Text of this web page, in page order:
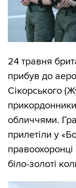
24 травня
прибув до
Сікорського
обличчями.
прилетіли у
біло-золоті